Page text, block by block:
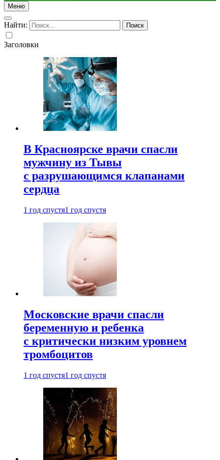
Меню
Найти:
Заголовки
В Красноярске врачи спасли
мужчину из Тывы
с разрушающимся клапанами
сердца
1 год спустя1 год спустя
Московские врачи спасли
беременную и ребенка
с критически низким уровнем
тромбоцитов
1 год спустя1 год спустя